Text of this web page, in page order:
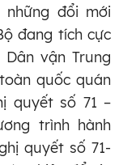
đổi mới
đang tích cực
vận Trung
quốc quán
quyết số 71 –
trình hành
quyết số 71-